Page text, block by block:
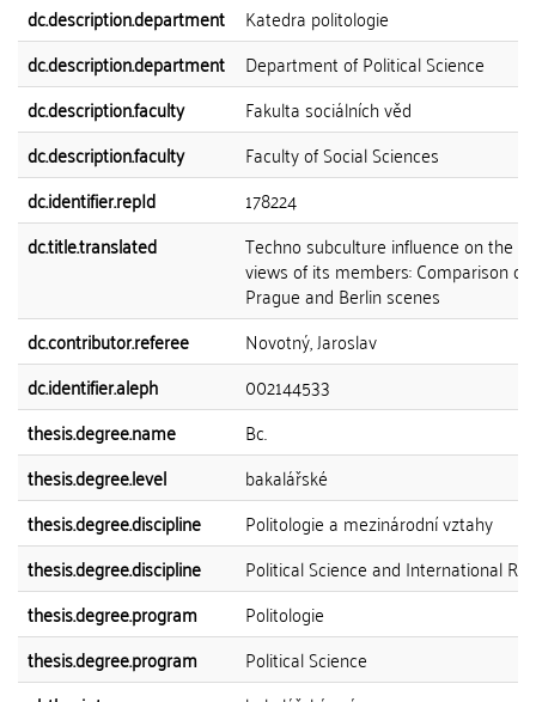
dc.description.department
Katedra politologie
dc.description.department
Department of Political Science
dc.description.faculty
Fakulta sociálních věd
dc.description.faculty
Faculty of Social Sciences
dc.identifier.repId
178224
dc.title.translated
Techno subculture influence on the
views of its members: Comparison of
Prague and Berlin scenes
dc.contributor.referee
Novotný, Jaroslav
dc.identifier.aleph
002144533
thesis.degree.name
Bc.
thesis.degree.level
bakalářské
thesis.degree.discipline
Politologie a mezinárodní vztahy
thesis.degree.discipline
Political Science and International
thesis.degree.program
Politologie
thesis.degree.program
Political Science